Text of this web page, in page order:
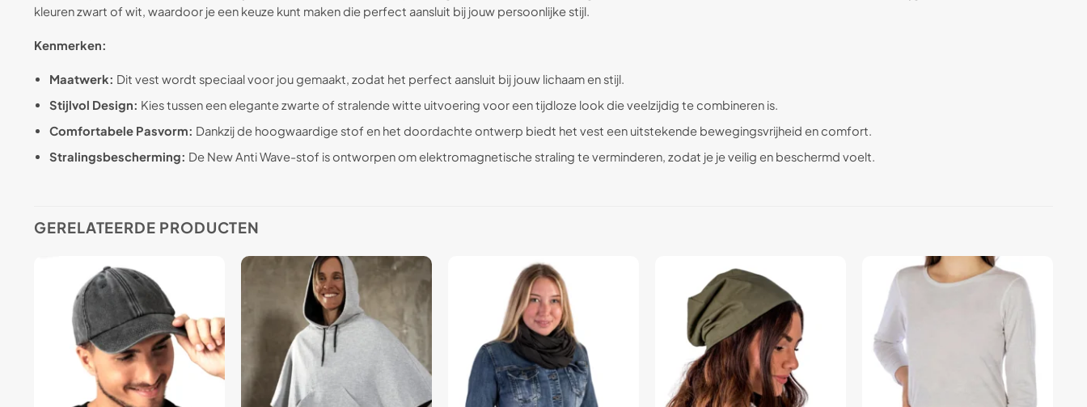
kleuren zwart of wit, waardoor je een keuze kunt maken die perfect aansluit bij jouw persoonlijke stijl.
Kenmerken:
Maatwerk: Dit vest wordt speciaal voor jou gemaakt, zodat het perfect aansluit bij jouw lichaam en stijl.
Stijlvol Design: Kies tussen een elegante zwarte of stralende witte uitvoering voor een tijdloze look die veelzijdig te combineren is.
Comfortabele Pasvorm: Dankzij de hoogwaardige stof en het doordachte ontwerp biedt het vest een uitstekende bewegingsvrijheid en comfort.
Stralingsbescherming: De New Anti Wave-stof is ontworpen om elektromagnetische straling te verminderen, zodat je je veilig en beschermd voelt.
GERELATEERDE PRODUCTEN